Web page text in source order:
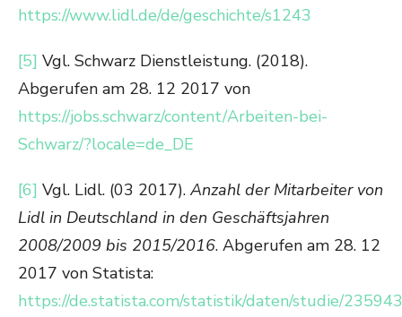
https://www.lidl.de/de/geschichte/s1243
[5] Vgl. Schwarz Dienstleistung. (2018).
Abgerufen am 28. 12 2017 von
https://jobs.schwarz/content/Arbeiten-bei-
Schwarz/?locale=de_DE
[6] Vgl. Lidl. (03 2017). Anzahl der Mitarbeiter von
Lidl in Deutschland in den Geschäftsjahren
2008/2009 bis 2015/2016. Abgerufen am 28. 12
2017 von Statista:
https://de.statista.com/statistik/daten/studie/